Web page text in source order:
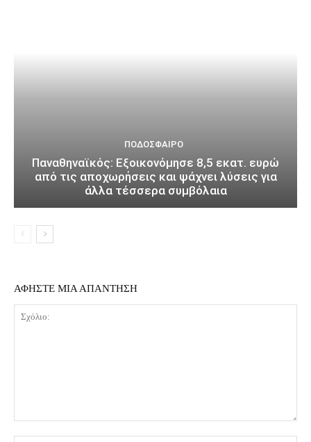
ΠΟΔΌΣΦΑΙΡΟ
Παναθηναϊκός: Εξοικονόμησε 8,5 εκατ. ευρώ
από τις αποχωρήσεις και ψάχνει λύσεις για
άλλα τέσσερα συμβόλαια
ΑΦΗΣΤΕ ΜΙΑ ΑΠΑΝΤΗΣΗ